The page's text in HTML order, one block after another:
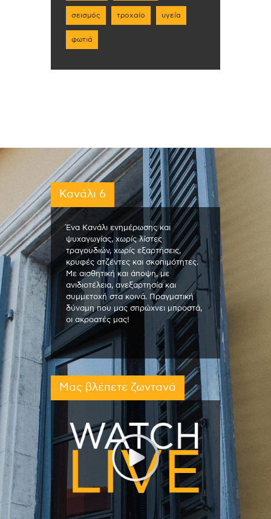
σεισμός τροχαίο υγεία
φωτιά
Κανάλι 6
Ένα Κανάλι ενημέρωσης και
ψυχαγωγίας, χωρίς λίστες
τραγουδιών, χωρίς εξαρτήσεις,
κρυφές ατζέντες και σκοπιμότητες.
Με αισθητική και άποψη, με
ανιδιοτέλεια, ανεξαρτησία και
συμμετοχή στα κοινά. Πραγματική
δύναμη που μας σπρώχνει μπροστά,
οι ακροατές μας!
Μας βλέπετε ζωντανά